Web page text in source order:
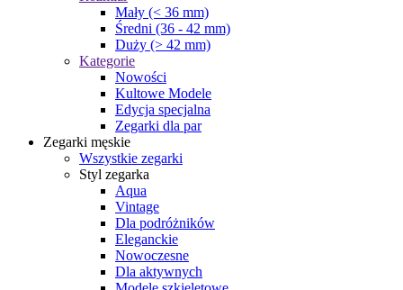
Mały (< 36 mm)
Średni (36 - 42 mm)
Duży (> 42 mm)
Kategorie
Nowości
Kultowe Modele
Edycja specjalna
Zegarki dla par
Zegarki męskie
Wszystkie zegarki
Styl zegarka
Aqua
Vintage
Dla podróżników
Eleganckie
Nowoczesne
Dla aktywnych